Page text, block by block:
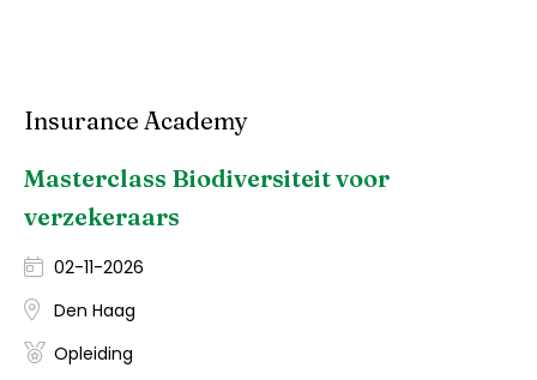
Insurance Academy
Masterclass Biodiversiteit voor
verzekeraars
02-11-2026
Den Haag
Opleiding